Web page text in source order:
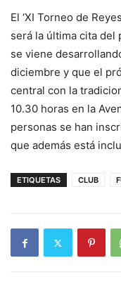
El ‘XI Torneo de
será la última cita del
se viene
diciembre y que el
central con la
10.30 horas en la
personas se han
que además está
ETIQUETAS CLUB